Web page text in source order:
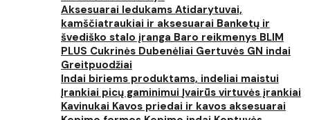
Aksesuarai ledukams Atidarytuvai,
kamščiatraukiai ir aksesuarai Banketų ir
švediško stalo įranga Baro reikmenys BLIM
PLUS Cukrinės Dubenėliai Gertuvės GN indai
Greitpuodžiai
Indai biriems produktams, indeliai maistui
Įrankiai picų gaminimui Įvairūs virtuvės įrankiai
Kavinukai Kavos priedai ir kavos aksesuarai